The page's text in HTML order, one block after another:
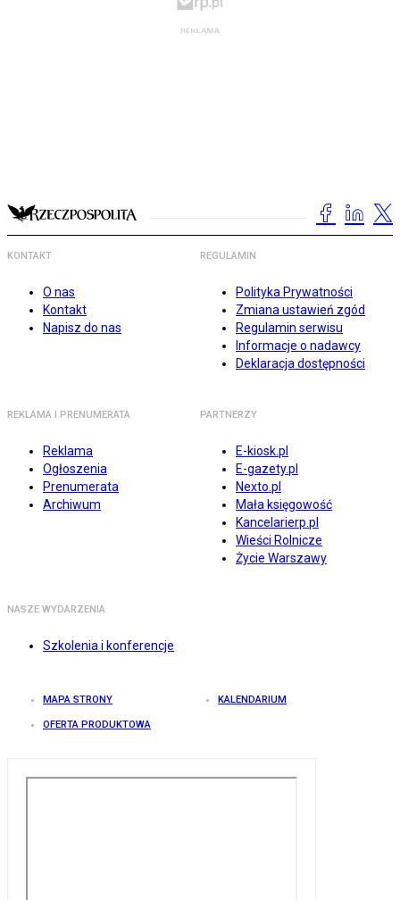
KONTAKT
O nas
Kontakt
Napisz do nas
REGULAMIN
Polityka Prywatności
Zmiana ustawień zgód
Regulamin serwisu
Informacje o nadawcy
Deklaracja dostępności
REKLAMA I PRENUMERATA
Reklama
Ogłoszenia
Prenumerata
Archiwum
PARTNERZY
E-kiosk.pl
E-gazety.pl
Nexto.pl
Mała księgowość
Kancelarierp.pl
Wieści Rolnicze
Życie Warszawy
NASZE WYDARZENIA
Szkolenia i konferencje
MAPA STRONY KALENDARIUM
OFERTA PRODUKTOWA